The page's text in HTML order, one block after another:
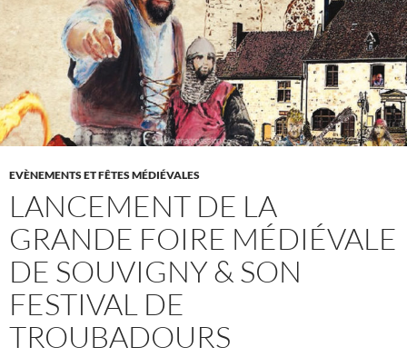
EVÈNEMENTS ET FÊTES MÉDIÉVALES
LANCEMENT DE LA
GRANDE FOIRE MÉDIÉVALE
DE SOUVIGNY & SON
FESTIVAL DE
TROUBADOURS